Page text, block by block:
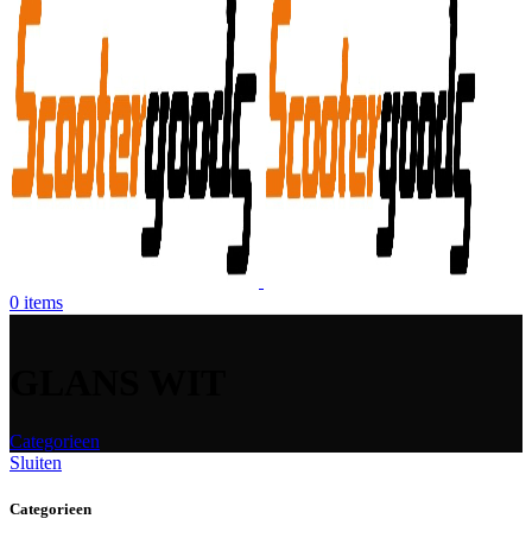
0 items
Categorieen
Sluiten
Categorieen